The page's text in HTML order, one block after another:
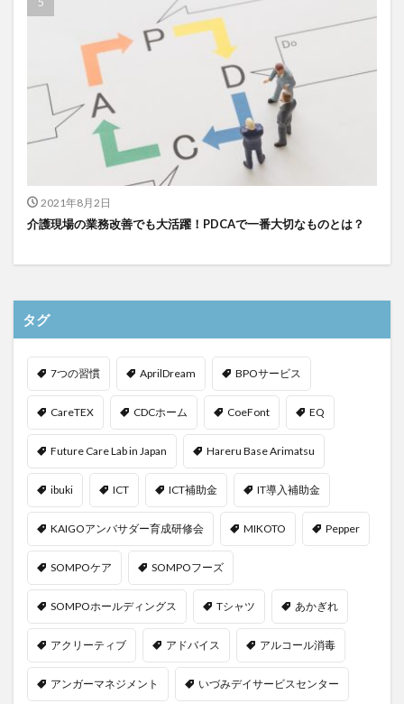
2021年8月2日
介護現場の業務改善でも大活躍！PDCAで一番大切なものとは？
タグ
7つの習慣 AprilDream BPOサービス
CareTEX CDCホーム CoeFont EQ
Future Care Lab in Japan Hareru Base Arimatsu
ibuki ICT ICT補助金 IT導入補助金
KAIGOアンバサダー育成研修会 MIKOTO Pepper
SOMPOケア SOMPOフーズ
SOMPOホールディングス Tシャツ あかぎれ
アクリーティブ アドバイス アルコール消毒
アンガーマネジメント いづみデイサービスセンター